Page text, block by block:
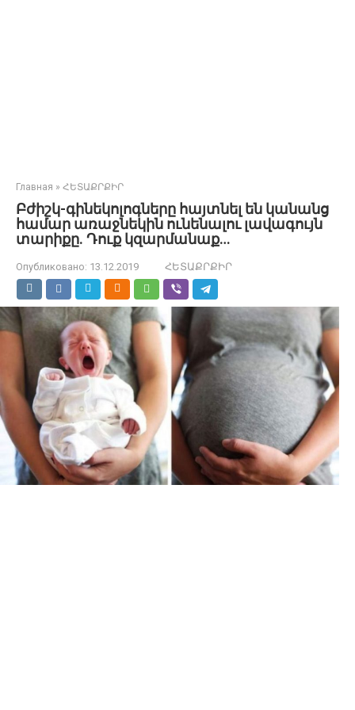
Главная » ՀԵՏԱՔՐՔԻՐ
Բժիշկ-գինեկոլոգները հայտնել են կանանց
համար առաջնեկին ունենալու լավագույն
տարիքը. Դուք կզարմանաք…
Опубликовано: 13.12.2019 ՀԵՏԱՔՐՔԻՐ